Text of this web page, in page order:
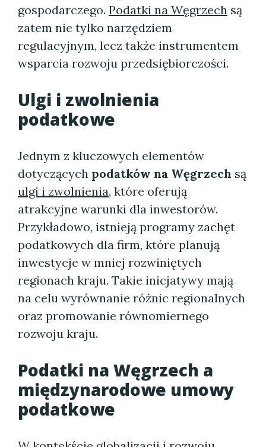
gospodarczego. Podatki na Węgrzech są
zatem nie tylko narzędziem
regulacyjnym, lecz także instrumentem
wsparcia rozwoju przedsiębiorczości.
Ulgi i zwolnienia
podatkowe
Jednym z kluczowych elementów
dotyczących podatków na Węgrzech są
ulgi i zwolnienia, które oferują
atrakcyjne warunki dla inwestorów.
Przykładowo, istnieją programy zachęt
podatkowych dla firm, które planują
inwestycje w mniej rozwiniętych
regionach kraju. Takie inicjatywy mają
na celu wyrównanie różnic regionalnych
oraz promowanie równomiernego
rozwoju kraju.
Podatki na Węgrzech a
międzynarodowe umowy
podatkowe